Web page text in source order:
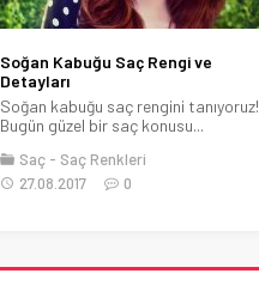
Soğan Kabuğu Saç Rengi ve
Detayları
Soğan kabuğu saç rengini tanıyoruz!
Bugün güzel bir saç konusu...
Saç
Saç Renkleri
27.08.2017
0